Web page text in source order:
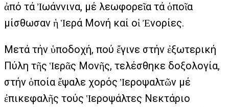
ἀπό τά Ἰωάννινα, μέ λεωφορεῖα τά ὁποῖα
μίσθωσαν ἡ Ἱερά Μονή καί οἱ Ἐνορίες.
Μετά τήν ὑποδοχή, πού ἔγινε στήν ἐξωτερική
Πύλη τῆς Ἱερᾶς Μονῆς, τελέσθηκε δοξολογία,
στήν ὁποία ἔψαλε χορός Ἱεροψαλτῶν μέ
ἐπικεφαλῆς τούς Ἱεροψάλτες Νεκτάριο